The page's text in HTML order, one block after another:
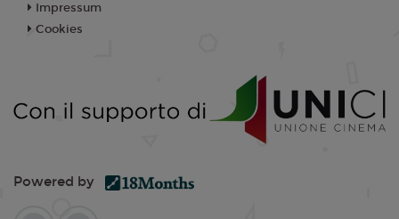
Impressum
Cookies
Powered by